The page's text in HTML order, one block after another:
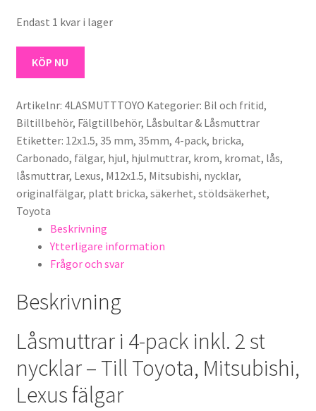
Endast 1 kvar i lager
till
Toyota,
Mitsubishi,
Lexus
fälgar,
12x1,5,
inkl.
nycklar
(Carbonado)
KÖP NU
Artikelnr: 4LASMUTTTOYO Kategorier: Bil och fritid,
Biltillbehör, Fälgtillbehör, Låsbultar & Låsmuttrar
Etiketter: 12x1.5, 35 mm, 35mm, 4-pack, bricka,
Carbonado, fälgar, hjul, hjulmuttrar, krom, kromat, lås,
låsmuttrar, Lexus, M12x1.5, Mitsubishi, nycklar,
originalfälgar, platt bricka, säkerhet, stöldsäkerhet,
Toyota
Beskrivning
Ytterligare information
Frågor och svar
Beskrivning
Låsmuttrar i 4-pack inkl. 2 st
nycklar – Till Toyota, Mitsubishi,
Lexus fälgar